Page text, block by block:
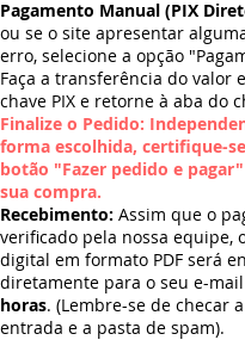
Pagamento Manual (PIX
ou se o site apresentar
erro, selecione a opção
Faça a transferência do valor
chave PIX e retorne à aba do
Finalize o Pedido:
forma escolhida, certifique-
botão "Fazer pedido e
sua compra.
Recebimento: Assim que o
verificado pela nossa equipe,
digital em formato PDF será
diretamente para o seu e-
horas. (Lembre-se de checar
entrada e a pasta de spam).